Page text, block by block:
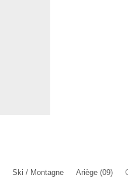
Ski / Montagne Ariège (09)